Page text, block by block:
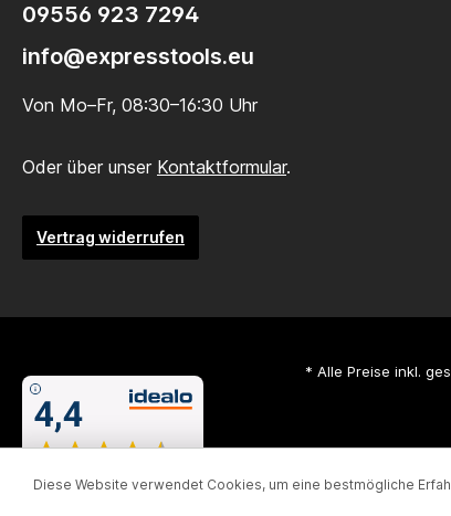
09556 923 7294
info@expresstools.eu
Von Mo–Fr, 08:30–16:30 Uhr
Oder über unser Kontaktformular.
Vertrag widerrufen
* Alle Preise inkl.
Diese Website verwendet Cookies, um eine bestmögliche